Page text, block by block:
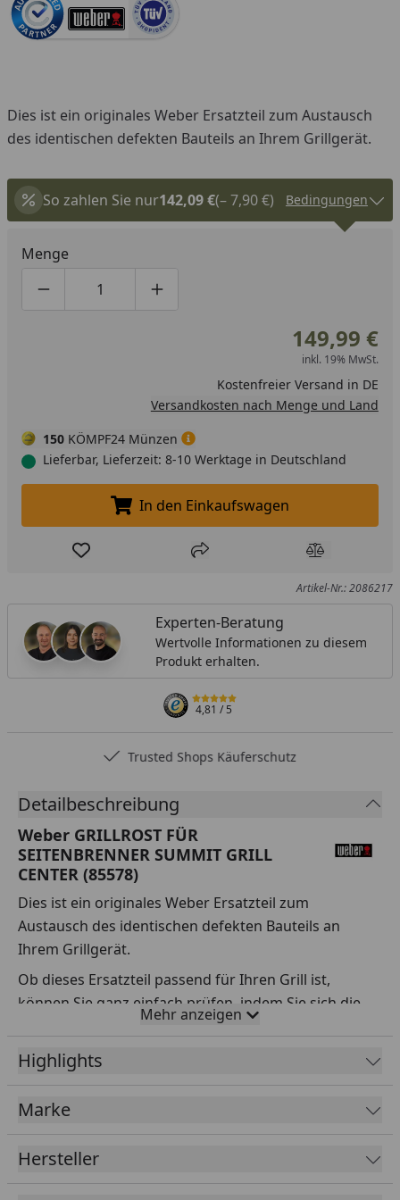
Dies ist ein originales Weber Ersatzteil zum Austausch
des identischen defekten Bauteils an Ihrem Grillgerät.
So zahlen Sie nur142,09 €(– 7,90 €) Bedingungen
Menge
Produktmenge um eins verringern
Produktmenge manuell eingeben
Produktmenge um eins erhöhen
149,99 €
inkl. 19% MwSt.
Kostenfreier Versand in DE
Versandkosten nach Menge und Land
150 KÖMPF24 Münzen
Lieferbar, Lieferzeit: 8-10 Werktage in Deutschland
In den Einkaufswagen legen
In den Einkaufswagen
Produkt zur Wunschliste hinzufügen
Teilen Produkt
Artikel-Nr.: 2086217
Experten-Beratung
Wertvolle Informationen zu diesem
Produkt erhalten.
4,81/ 5
Trusted Shops Käuferschutz
Detailbeschreibung
Weber GRILLROST FÜR
SEITENBRENNER SUMMIT GRILL
CENTER (85578)
Dies ist ein originales Weber Ersatzteil zum
Austausch des identischen defekten Bauteils an
Ihrem Grillgerät.
Ob dieses Ersatzteil passend für Ihren Grill ist,
können Sie ganz einfach prüfen, indem Sie sich die
Explosionszeichnung Ihres Grills anschauen und dort
das betreffende Teil heraussuchen.
ganz einfach zur passenden Explosionszeichnung.
Geben Sie dafür die Seriennummer
Mehr anzeigen
Highlights
Marke
Hersteller